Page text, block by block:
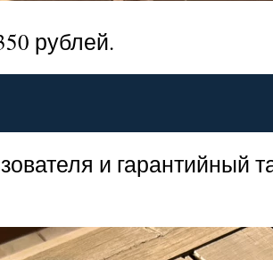
рублей.
и